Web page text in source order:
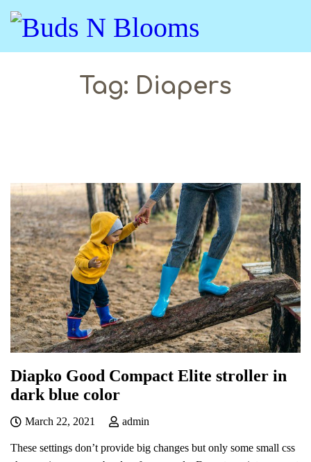
Tag: Diapers
Diapko Good Compact Elite stroller in
dark blue color
March 22, 2021 admin
These settings don’t provide big changes but only some small css